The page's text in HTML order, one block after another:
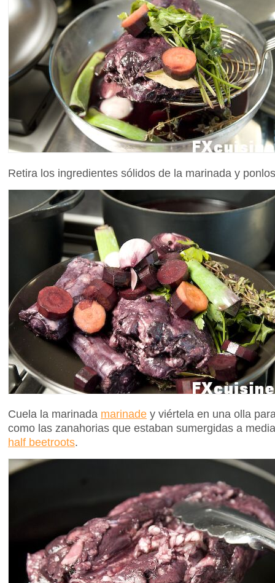
Retira los ingredientes sólidos de la marinada y
Cuela la marinada marinade y viértela en una olla
como las zanahorias que estaban sumergidas a
half beetroots.